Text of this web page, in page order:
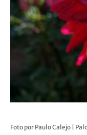
Foto por Paulo Calejo |